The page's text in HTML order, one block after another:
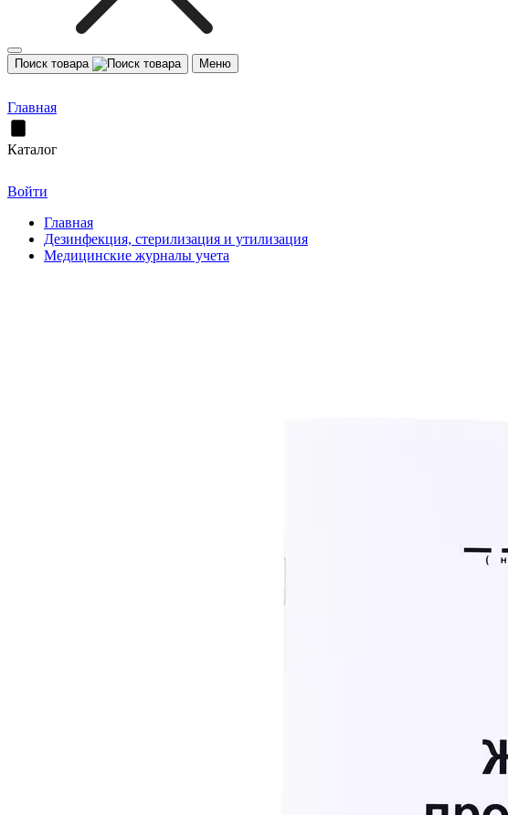
Поиск товара Меню
Главная
Каталог
Войти
Главная
Дезинфекция, стерилизация и утилизация
Медицинские журналы учета